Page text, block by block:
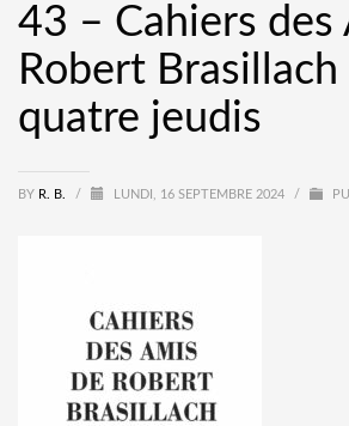
43 – Cahiers des
Robert Brasillach
quatre jeudis
BY R. B. / LUNDI, 16 SEPTEMBRE 2024 /